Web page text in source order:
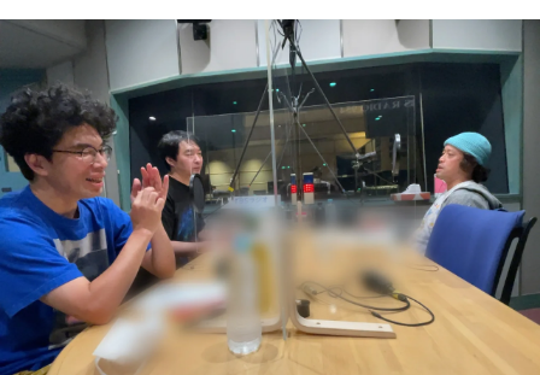
トピックス
TBS Podcast
お知らせ
イベント・グッズ
YouTube
会社情報